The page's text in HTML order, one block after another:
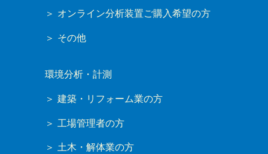
オンライン分析装置ご購入希望の方
その他
環境分析・計測
建築・リフォーム業の方
工場管理者の方
土木・解体業の方